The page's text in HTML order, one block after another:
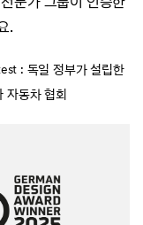
.
: 독일 정부가 설립한
자동차 협회